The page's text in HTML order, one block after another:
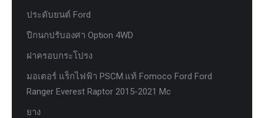
ประดับยนต์ Ford
ปีกนกปรับองศา Option 4WD
ฝาครอบกระโปรง
มอเตอร์ แร็กไฟฟ้า PSCM.แท้ Fomoco Ford Ford
Ranger Everest Raptor 2015-2021 Mc
ยาง